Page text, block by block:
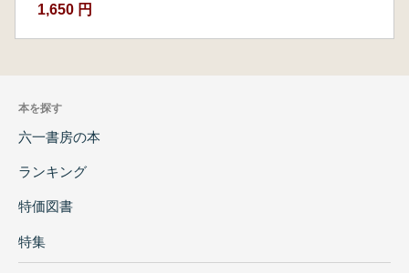
1,650 円
本を探す
六一書房の本
ランキング
特価図書
特集